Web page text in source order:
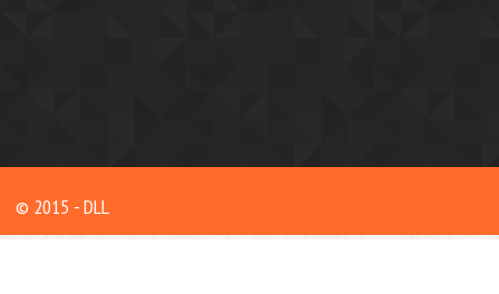
© 2015 - DLL